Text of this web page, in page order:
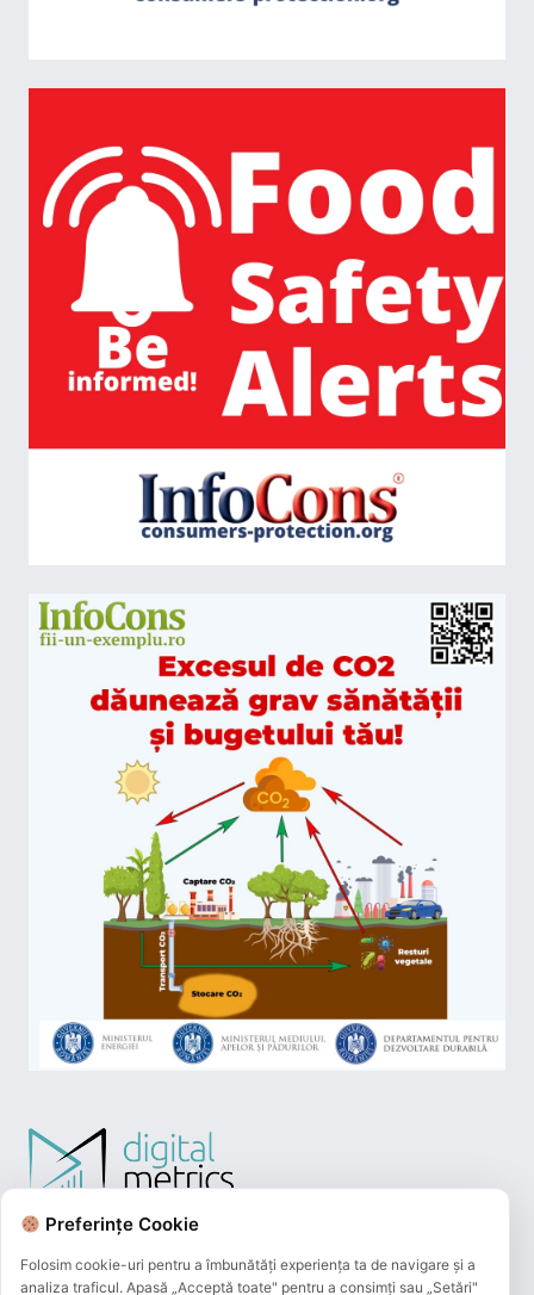
Preferințe Cookie
Folosim cookie-uri pentru a îmbunătăți experiența ta de navigare și a
analiza traficul. Apasă „Acceptă toate" pentru a consimți sau „Setări"